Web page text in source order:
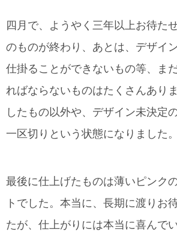
四月で、ようやく三年以上お待た
のものが終わり、あとは、デザイ
仕掛ることができないもの等、ま
ればならないものはたくさんあり
したもの以外や、デザイン未決定
一区切りという状態になりました。
最後に仕上げたものは薄いピンク
トでした。本当に、長期に渡りお
たが、仕上がりには本当に喜んで